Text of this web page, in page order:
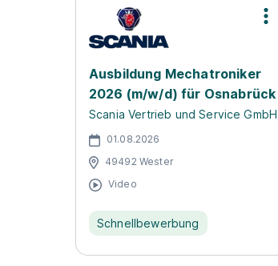
Ausbildung Mechatroniker
2026 (m/w/d) für Osnabrück
Scania Vertrieb und Service GmbH
01.08.2026
49492 Wester
Video
Schnellbewerbung